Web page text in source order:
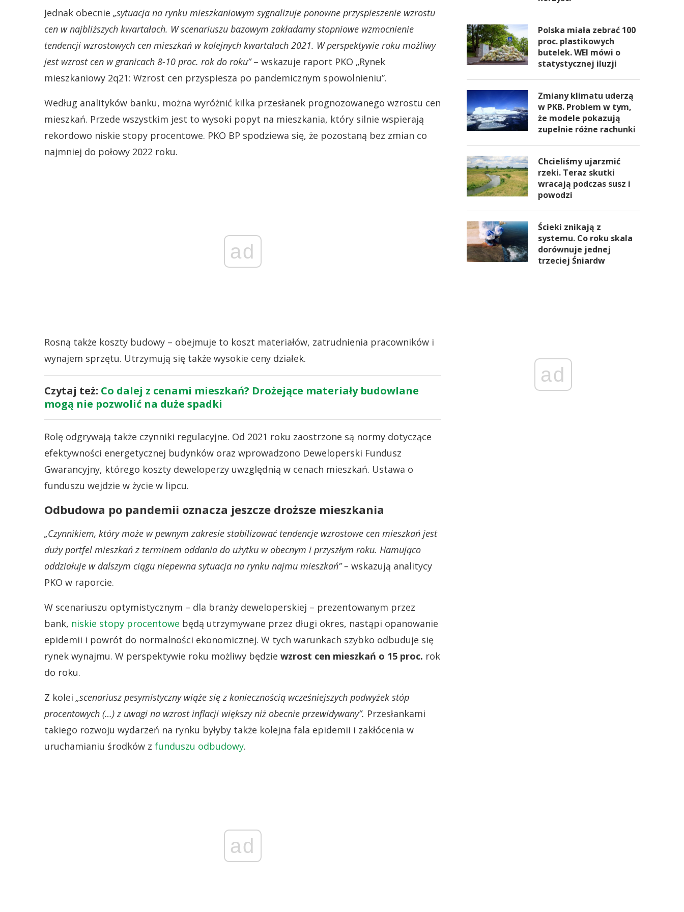
Jednak obecnie „sytuacja na rynku mieszkaniowym sygnalizuje ponowne przyspieszenie wzrostu
cen w najbliższych kwartałach. W scenariuszu bazowym zakładamy stopniowe wzmocnienie
tendencji wzrostowych cen mieszkań w kolejnych kwartałach 2021. W perspektywie roku możliwy
jest wzrost cen w granicach 8-10 proc. rok do roku”– wskazuje raport PKO „Rynek
mieszkaniowy 2q21: Wzrost cen przyspiesza po pandemicznym spowolnieniu”.
Według analityków banku, można wyróżnić kilka przesłanek prognozowanego wzrostu cen
mieszkań. Przede wszystkim jest to wysoki popyt na mieszkania, który silnie wspierają
rekordowo niskie stopy procentowe. PKO BP spodziewa się, że pozostaną bez zmian co
najmniej do połowy 2022 roku.
ad
Rosną także koszty budowy – obejmuje to koszt materiałów, zatrudnienia pracowników i
wynajem sprzętu. Utrzymują się także wysokie ceny działek.
Czytaj też: Co dalej z cenami mieszkań? Drożejące materiały budowlane
mogą nie pozwolić na duże spadki
Rolę odgrywają także czynniki regulacyjne. Od 2021 roku zaostrzone są normy dotyczące
efektywności energetycznej budynków oraz wprowadzono Deweloperski Fundusz
Gwarancyjny, którego koszty deweloperzy uwzględnią w cenach mieszkań. Ustawa o
funduszu wejdzie w życie w lipcu.
Odbudowa po pandemii oznacza jeszcze droższe mieszkania
„Czynnikiem, który może w pewnym zakresie stabilizować tendencje wzrostowe cen mieszkań jest
duży portfel mieszkań z terminem oddania do użytku w obecnym i przyszłym roku. Hamująco
oddziałuje w dalszym ciągu niepewna sytuacja na rynku najmu mieszkań” – wskazują analitycy
PKO w raporcie.
W scenariuszu optymistycznym – dla branży deweloperskiej – prezentowanym przez
bank, niskie stopy procentowe będą utrzymywane przez długi okres, nastąpi opanowanie
epidemii i powrót do normalności ekonomicznej. W tych warunkach szybko odbuduje się
rynek wynajmu. W perspektywie roku możliwy będzie wzrost cen mieszkań o 15 proc. rok
do roku.
Z kolei „scenariusz pesymistyczny wiąże się z koniecznością wcześniejszych podwyżek stóp
procentowych (…) z uwagi na wzrost inflacji większy niż obecnie przewidywany”. Przesłankami
takiego rozwoju wydarzeń na rynku byłyby także kolejna fala epidemii i zakłócenia w
uruchamianiu środków z funduszu odbudowy.
ad
Polska miała zebrać 100
proc. plastikowych
butelek. WEI mówi o
statystycznej iluzji
Zmiany klimatu uderzą
w PKB. Problem w tym,
że modele pokazują
zupełnie różne rachunki
Chcieliśmy ujarzmić
rzeki. Teraz skutki
wracają podczas susz i
powodzi
Ścieki znikają z
systemu. Co roku skala
dorównuje jednej
trzeciej Śniardw
ad